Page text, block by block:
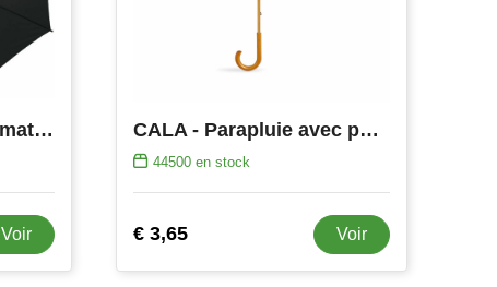
Parapluie Kelly | Automatique
Voir
CALA - Parapluie avec poignée en bois
44500 en stock
€ 3,65 Voir